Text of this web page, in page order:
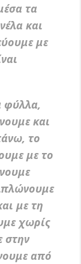
τα
και
με
φύλλα,
και
το
με το
με τη
χωρίς
στην
από